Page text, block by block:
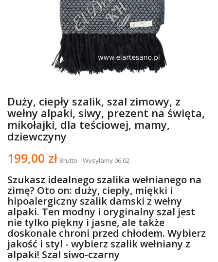
Duży, ciepły szalik, szal zimowy, z
wełny alpaki, siwy, prezent na święta,
mikołajki, dla teściowej, mamy,
dziewczyny
199,00 zł Brutto Wysyłamy 06.02
Szukasz idealnego szalika wełnianego na
zimę? Oto on: duży, ciepły, miękki i
hipoalergiczny szalik damski z wełny
alpaki. Ten modny i oryginalny szal jest
nie tylko piękny i jasne, ale także
doskonale chroni przed chłodem. Wybierz
jakość i styl - wybierz szalik wełniany z
alpaki! Szal siwo-czarny